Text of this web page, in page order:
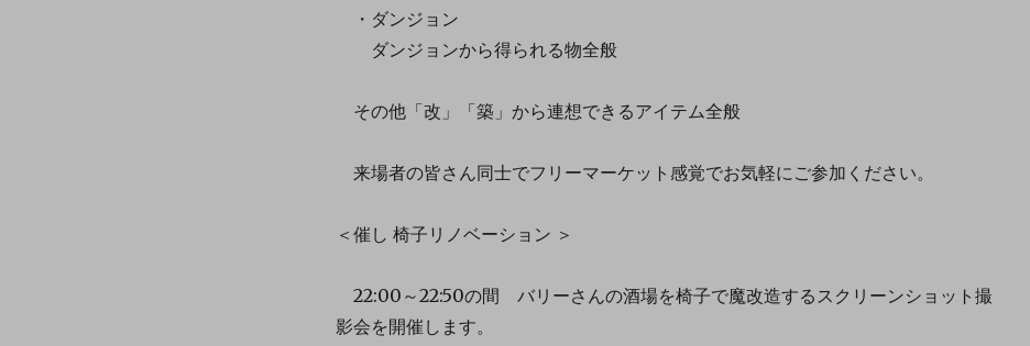
・ダンジョン
ダンジョンから得られる物全般
その他「改」「築」から連想できるアイテム全般
来場者の皆さん同士でフリーマーケット感覚でお気軽にご参加ください。
＜催し 椅子リノベーション ＞
22:00～22:50の間 バリーさんの酒場を椅子で魔改造するスクリーンショット撮
影会を開催します。